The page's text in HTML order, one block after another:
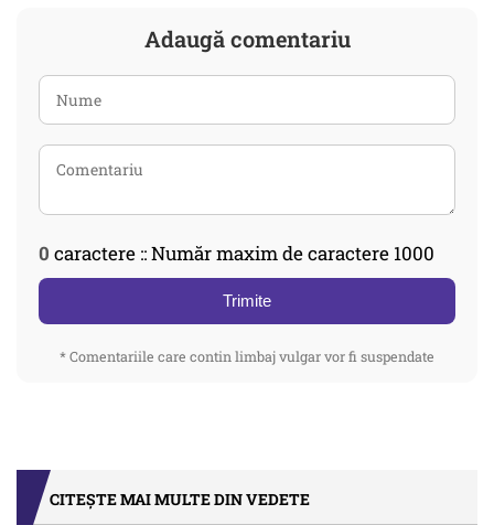
Adaugă comentariu
0 caractere :: Număr maxim de caractere 1000
Trimite
* Comentariile care contin limbaj vulgar vor fi suspendate
CITEȘTE MAI MULTE DIN VEDETE